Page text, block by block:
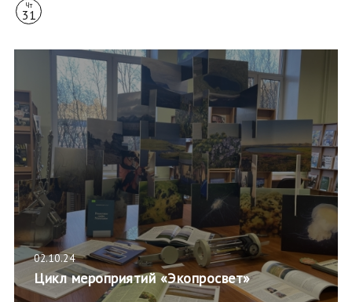
Чт
31
02.10.24
Цикл мероприятий «Экопросвет»